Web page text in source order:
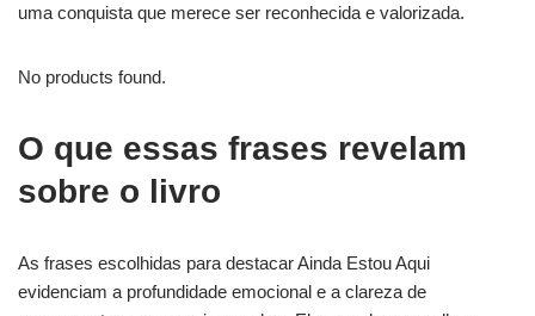
uma conquista que merece ser reconhecida e valorizada.
No products found.
O que essas frases revelam
sobre o livro
As frases escolhidas para destacar Ainda Estou Aqui
evidenciam a profundidade emocional e a clareza de